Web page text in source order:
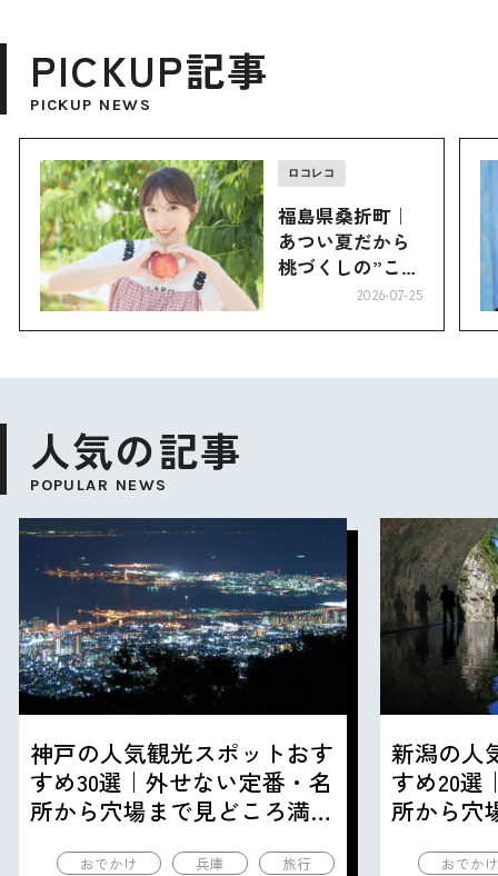
PICKUP記事
PICKUP NEWS
ロコレコ
福島県桑折町｜
あつい夏だから
桃づくしの”こお
2026-07-25
人気の記事
POPULAR NEWS
神戸の人気観光スポットおす
すめ30選｜外せない定番・名
所から穴場まで見どころ満載
おでかけ 兵庫 旅行
新潟の人
すめ20選
所から穴
おでか